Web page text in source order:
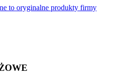
to oryginalne produkty firmy